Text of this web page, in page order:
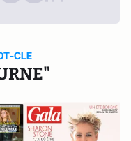
CLE